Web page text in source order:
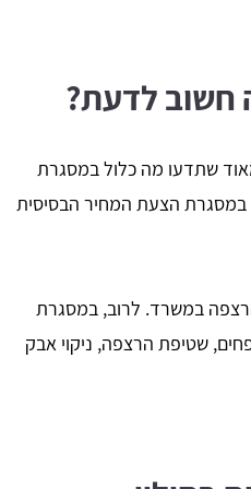
חשוב לדעת?
שתדעו מה כלול במסגרת
במסגרת הצעת המחיר הבסיסית
במשרד. לרוב, במסגרת
שטיפת הרצפה, ניקוי אבק